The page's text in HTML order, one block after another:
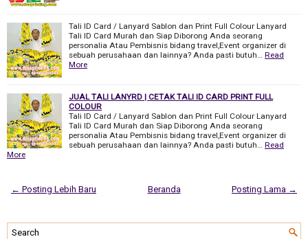
Tali ID Card / Lanyard Sablon dan Print Full Colour Lanyard
Tali ID Card Murah dan Siap Diborong Anda seorang
personalia Atau Pembisnis bidang travel,Event organizer di
sebuah perusahaan dan lainnya? Anda pasti butuh… Read
More
JUAL TALI LANYRD | CETAK TALI ID CARD PRINT FULL
COLOUR
Tali ID Card / Lanyard Sablon dan Print Full Colour Lanyard
Tali ID Card Murah dan Siap Diborong Anda seorang
personalia Atau Pembisnis bidang travel,Event organizer di
sebuah perusahaan dan lainnya? Anda pasti butuh… Read
More
← Posting Lebih Baru Posting Lama →
Beranda